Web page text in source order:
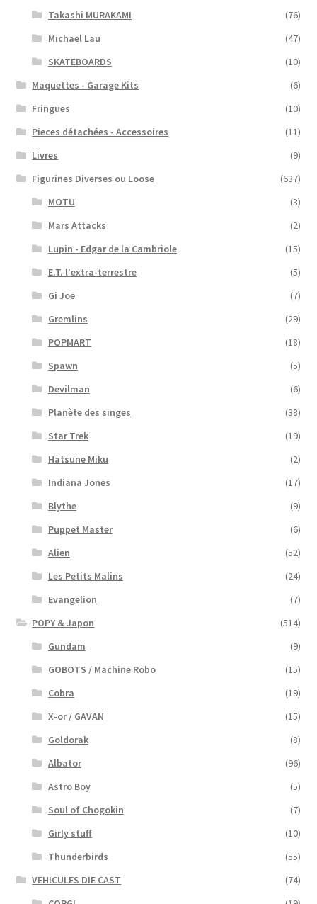
Takashi MURAKAMI
(76)
Michael Lau
(47)
SKATEBOARDS
(10)
Maquettes - Garage Kits
(6)
Fringues
(10)
Pieces détachées - Accessoires
(11)
Livres
(9)
Figurines Diverses ou Loose
(637)
MOTU
(3)
Mars Attacks
(2)
Lupin - Edgar de la Cambriole
(15)
E.T. l'extra-terrestre
(5)
Gi Joe
(7)
Gremlins
(29)
POPMART
(18)
Spawn
(5)
Devilman
(6)
Planète des singes
(38)
Star Trek
(19)
Hatsune Miku
(2)
Indiana Jones
(17)
Blythe
(9)
Puppet Master
(6)
Alien
(52)
Les Petits Malins
(24)
Evangelion
(7)
POPY & Japon
(514)
Gundam
(9)
GOBOTS / Machine Robo
(15)
Cobra
(19)
X-or / GAVAN
(15)
Goldorak
(8)
Albator
(96)
Astro Boy
(5)
Soul of Chogokin
(7)
Girly stuff
(10)
Thunderbirds
(55)
VEHICULES DIE CAST
(74)